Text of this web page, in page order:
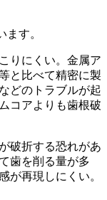
す。
りにくい。金属ア
と比べて精密に製
どのトラブルが起
コアよりも歯根破
破折する恐れがあ
歯を削る量が多
が再現しにくい。